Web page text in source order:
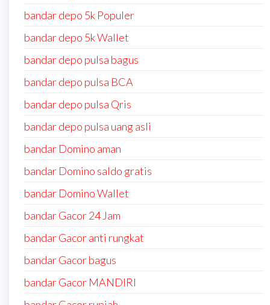
bandar depo 5k Populer
bandar depo 5k Wallet
bandar depo pulsa bagus
bandar depo pulsa BCA
bandar depo pulsa Qris
bandar depo pulsa uang asli
bandar Domino aman
bandar Domino saldo gratis
bandar Domino Wallet
bandar Gacor 24 Jam
bandar Gacor anti rungkat
bandar Gacor bagus
bandar Gacor MANDIRI